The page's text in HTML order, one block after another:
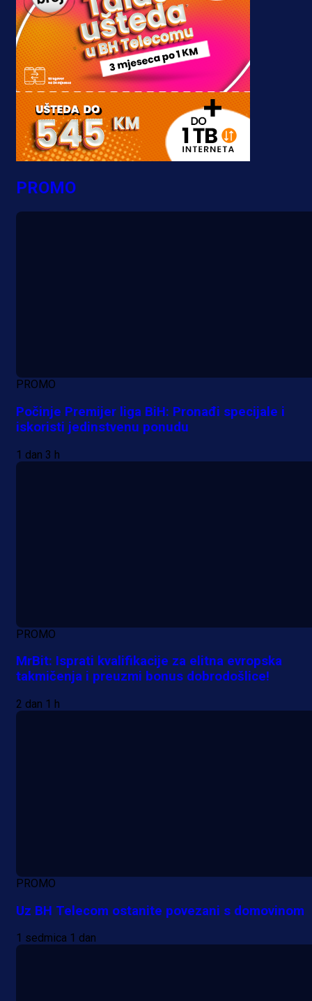
PROMO
PROMO
Počinje Premijer liga BiH: Pronađi specijale i
iskoristi jedinstvenu ponudu
1 dan 3 h
PROMO
MrBit: Isprati kvalifikacije za elitna evropska
takmičenja i preuzmi bonus dobrodošlice!
2 dan 1 h
PROMO
Uz BH Telecom ostanite povezani s domovinom
1 sedmica 1 dan